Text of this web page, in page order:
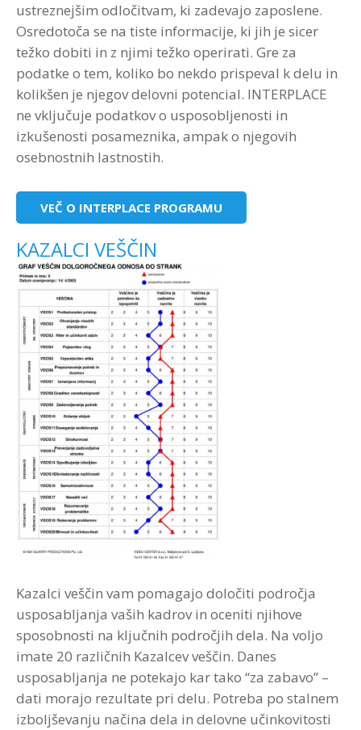
ustreznejšim odločitvam, ki zadevajo zaposlene.
Osredotoča se na tiste informacije, ki jih je sicer
težko dobiti in z njimi težko operirati. Gre za
podatke o tem, koliko bo nekdo prispeval k delu in
kolikšen je njegov delovni potencial. INTERPLACE
ne vključuje podatkov o usposobljenosti in
izkušenosti posameznika, ampak o njegovih
osebnostnih lastnostih.
VEČ O INTERPLACE PROGRAMU
KAZALCI VEŠČIN
Kazalci veščin vam pomagajo določiti področja
usposabljanja vaših kadrov in oceniti njihove
sposobnosti na ključnih področjih dela. Na voljo
imate 20 različnih Kazalcev veščin. Danes
usposabljanja ne potekajo kar tako “za zabavo” –
dati morajo rezultate pri delu. Potreba po stalnem
izboljševanju načina dela in delovne učinkovitosti